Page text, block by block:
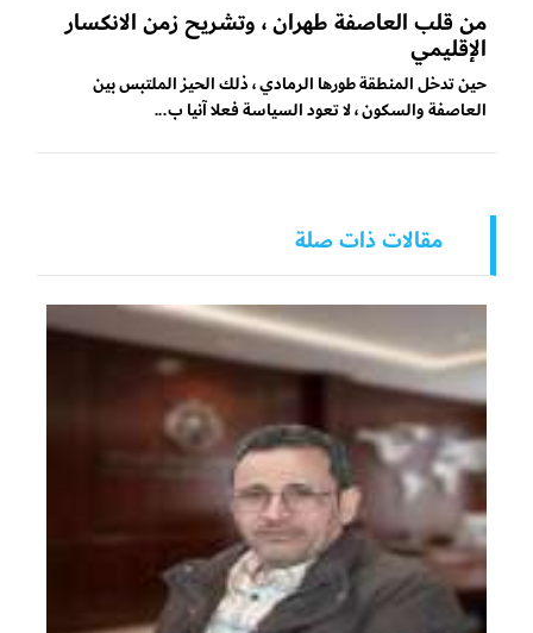
من قلب العاصفة طهران ، وتشريح زمن الانكسار
الإقليمي
حين تدخل المنطقة طورها الرمادي ، ذلك الحيز الملتبس بين
العاصفة والسكون ، لا تعود السياسة فعلا آنيا ب...
مقالات ذات صلة